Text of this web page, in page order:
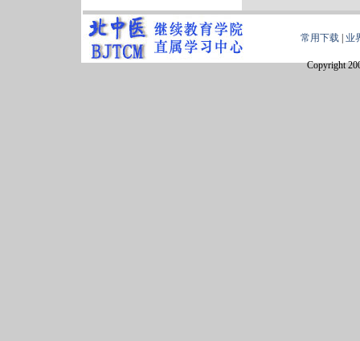
常用下载 业
Copyright